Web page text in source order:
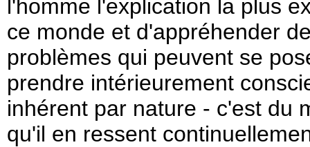
l'homme l'explication la plus
ce monde et d'appréhender
problèmes qui peuvent se
prendre intérieurement
inhérent par nature - c'est du
qu'il en ressent